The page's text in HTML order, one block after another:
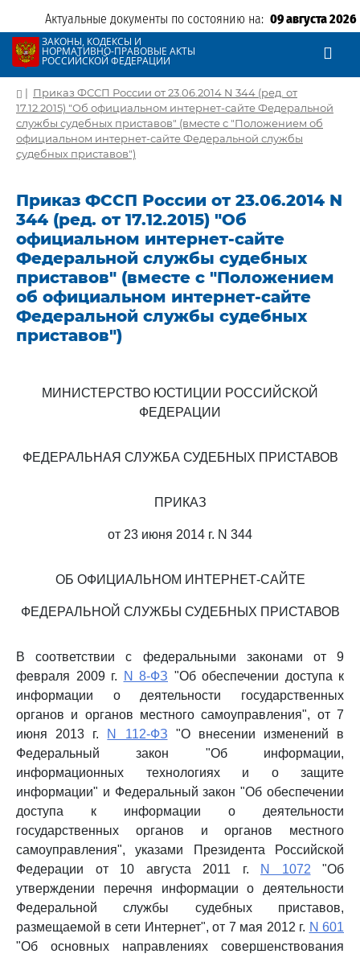
Актуальные документы по состоянию на: 09 августа 2026
ЗАКОНЫ, КОДЕКСЫ И
НОРМАТИВНО-ПРАВОВЫЕ АКТЫ
РОССИЙСКОЙ ФЕДЕРАЦИИ
| Приказ ФССП России от 23.06.2014 N 344 (ред. от
17.12.2015) "Об официальном интернет-сайте Федеральной
службы судебных приставов" (вместе с "Положением об
официальном интернет-сайте Федеральной службы
судебных приставов")
Приказ ФССП России от 23.06.2014 N
344 (ред. от 17.12.2015) "Об
официальном интернет-сайте
Федеральной службы судебных
приставов" (вместе с "Положением
об официальном интернет-сайте
Федеральной службы судебных
приставов")
МИНИСТЕРСТВО ЮСТИЦИИ РОССИЙСКОЙ
ФЕДЕРАЦИИ
ФЕДЕРАЛЬНАЯ СЛУЖБА СУДЕБНЫХ ПРИСТАВОВ
ПРИКАЗ
от 23 июня 2014 г. N 344
ОБ ОФИЦИАЛЬНОМ ИНТЕРНЕТ-САЙТЕ
ФЕДЕРАЛЬНОЙ СЛУЖБЫ СУДЕБНЫХ ПРИСТАВОВ
В соответствии с федеральными законами от 9
февраля 2009 г.
N 8-ФЗ "Об обеспечении доступа к
информации о деятельности государственных
органов и органов местного самоуправления", от 7
июня 2013 г. N 112-ФЗ "О внесении изменений в
Федеральный закон "Об информации,
информационных технологиях и о защите
информации" и Федеральный закон "Об обеспечении
доступа к информации о деятельности
государственных органов и органов местного
самоуправления", указами Президента Российской
Федерации от 10 августа 2011 г.
N 1072 "Об
утверждении перечня информации о деятельности
Федеральной службы судебных приставов,
размещаемой в сети Интернет", от 7 мая 2012 г. N 601
"Об основных направлениях совершенствования